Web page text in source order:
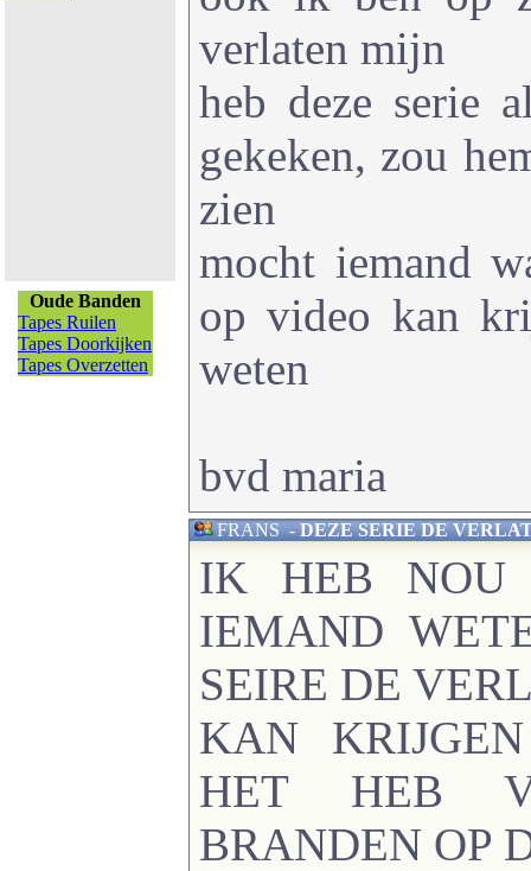
Oude Banden
Tapes Ruilen
Tapes Doorkijken
Tapes Overzetten
verlaten mijn
heb deze serie
gekeken, zou
zien
mocht iemand
op video kan
weten
bvd maria
FRANS-DEZE SERIE DE
IK HEB NOU
IEMAND
SEIRE DE
KAN
HET HEB
BRANDEN OP